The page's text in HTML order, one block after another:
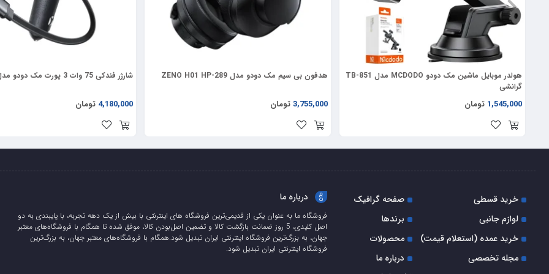
هولدر موبایل ماشین مک دودو MCDODO مدل TB-851
گرانشی
1,545,000 تومان
هدفون بی سیم مک دودو مدل ZENO H01 HP-289
3,755,000 تومان
شارژر فندکی 75 وات 3 پورت مک دودو مدل CC-156
4,180,000 تومان
خرید قسطی
صفحه گرافیک
لوازم جانبی
برندها
خرید عمده (استعلام قیمت)
محصولات
مجله تخصصی
درباره ما
درباره ما
فروشگاه ما به عنوان یکی از قدیمی‌ترین فروشگاه های اینترنتی با بیش از یک دهه تجربه، با پایبندی به دو
اصل کلیدی، 5 روز ضمانت بازگشت کالا و تضمین اصل‌بودن کالا، موفق شده تا همگام با فروشگاه‌های معتبر
جهان، به بزرگ‌ترین فروشگاه اینترنتی ایران تبدیل شود.همگام با فروشگاه‌های معتبر جهان، به بزرگ‌ترین
فروشگاه اینترنتی ایران تبدیل شود.